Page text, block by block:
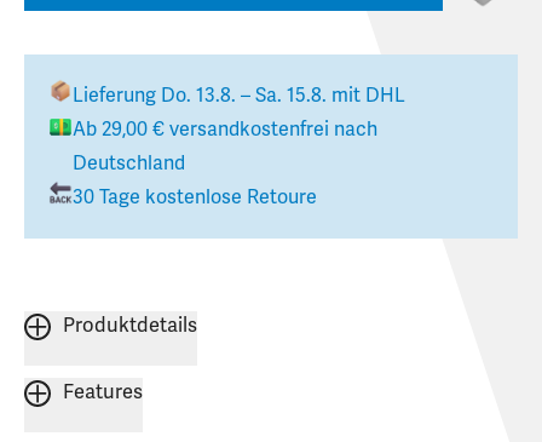
Lieferung Do. 13.8. – Sa. 15.8. mit DHL
Ab 29,00 € versandkostenfrei nach
Deutschland
30 Tage kostenlose Retoure
Produktdetails
Features